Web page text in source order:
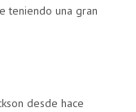
teniendo una gran
desde hace